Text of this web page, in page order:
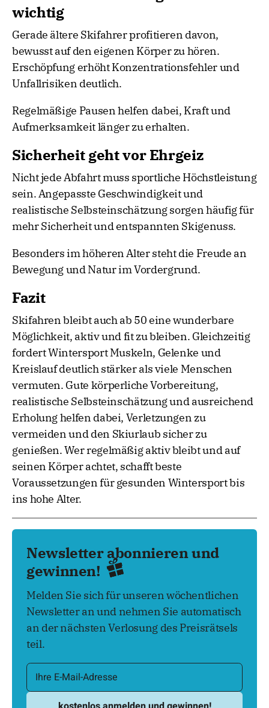
wichtig
Gerade ältere Skifahrer profitieren davon,
bewusst auf den eigenen Körper zu hören.
Erschöpfung erhöht Konzentrationsfehler und
Unfallrisiken deutlich.
Regelmäßige Pausen helfen dabei, Kraft und
Aufmerksamkeit länger zu erhalten.
Sicherheit geht vor Ehrgeiz
Nicht jede Abfahrt muss sportliche Höchstleistung
sein. Angepasste Geschwindigkeit und
realistische Selbsteinschätzung sorgen häufig für
mehr Sicherheit und entspannten Skigenuss.
Besonders im höheren Alter steht die Freude an
Bewegung und Natur im Vordergrund.
Fazit
Skifahren bleibt auch ab 50 eine wunderbare
Möglichkeit, aktiv und fit zu bleiben. Gleichzeitig
fordert Wintersport Muskeln, Gelenke und
Kreislauf deutlich stärker als viele Menschen
vermuten. Gute körperliche Vorbereitung,
realistische Selbsteinschätzung und ausreichend
Erholung helfen dabei, Verletzungen zu
vermeiden und den Skiurlaub sicher zu
genießen. Wer regelmäßig aktiv bleibt und auf
seinen Körper achtet, schafft beste
Voraussetzungen für gesunden Wintersport bis
ins hohe Alter.
Newsletter abonnieren und
gewinnen!
Melden Sie sich für unseren wöchentlichen
Newsletter an und nehmen Sie automatisch
an der nächsten Verlosung des Preisrätsels
teil.